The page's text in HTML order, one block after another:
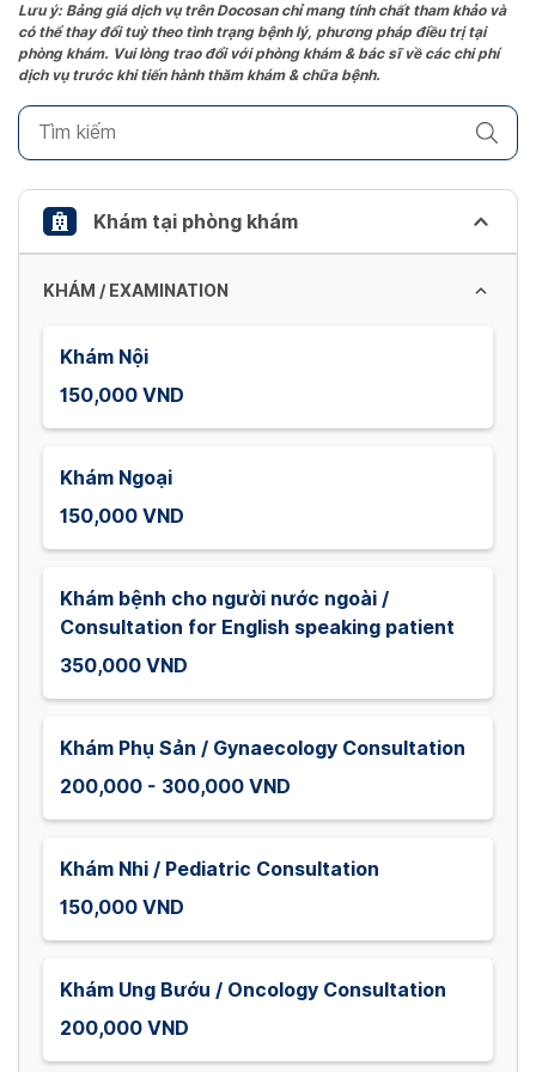
the
question
mark
to
keyboard
shortcuts
changing
Lưu ý: Bảng giá dịch vụ trên Docosan chỉ mang tính chất tham khảo và
có thể thay đổi tuỳ theo tình trạng bệnh lý, phương pháp điều trị tại
phòng khám. Vui lòng trao đổi với phòng khám & bác sĩ về các chi phí
dịch vụ trước khi tiến hành thăm khám & chữa bệnh.
Khám tại phòng khám
KHÁM / EXAMINATION
Khám Nội
150,000 VND
Khám Ngoại
150,000 VND
Khám bệnh cho người nước ngoài /
Consultation for English speaking patient
350,000 VND
Khám Phụ Sản / Gynaecology Consultation
200,000 - 300,000 VND
Khám Nhi / Pediatric Consultation
150,000 VND
Khám Ung Bướu / Oncology Consultation
200,000 VND